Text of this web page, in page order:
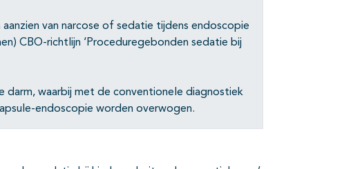
van narcose of sedatie tijdens endoscopie
CBO-richtlijn ‘Proceduregebonden sedatie bij
darm, waarbij met de conventionele diagnostiek
endoscopie worden overwogen.